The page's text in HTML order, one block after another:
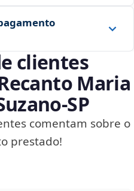
clientes
Maria
comentam sobre o
prestado!